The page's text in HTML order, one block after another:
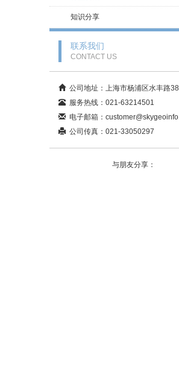
知识分享
联系我们
CONTACT US
公司地址：上海市杨浦区水丰路
服务热线：021-63214501
电子邮箱：
公司传真：021-33050297
与朋友分享：